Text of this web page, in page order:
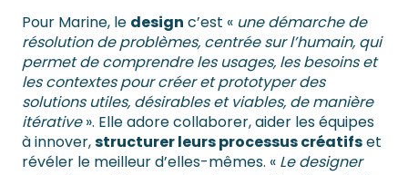
Pour Marine, le design c’est « une démarche de
résolution de problèmes, centrée sur l’humain, qui
permet de comprendre les usages, les besoins et
les contextes pour créer et prototyper des
solutions utiles, désirables et viables, de manière
itérative». Elle adore collaborer, aider les équipes
à innover,structurer leurs processus créatifset
révéler le meilleur d’elles-mêmes. « Le designer